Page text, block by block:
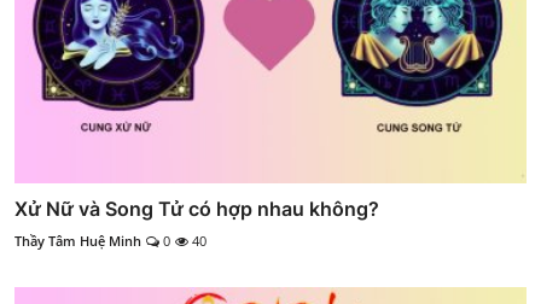
Xử Nữ và Song Tử có hợp nhau không?
Thầy Tâm Huệ Minh 0 40